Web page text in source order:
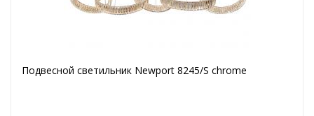
Подвесной светильник Newport 8245/S chrome